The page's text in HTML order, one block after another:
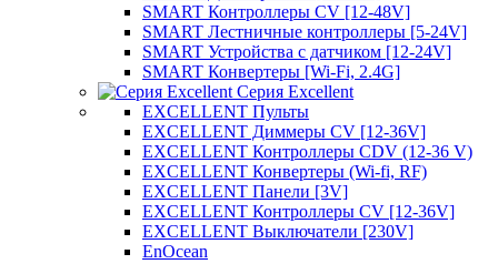
SMART Контроллеры CV [12-48V]
SMART Лестничные контроллеры [5-24V]
SMART Устройства с датчиком [12-24V]
SMART Конвертеры [Wi-Fi, 2.4G]
Серия Excellent
EXCELLENT Пульты
EXCELLENT Диммеры CV [12-36V]
EXCELLENT Контроллеры CDV (12-36 V)
EXCELLENT Конвертеры (Wi-fi, RF)
EXCELLENT Панели [3V]
EXCELLENT Контроллеры CV [12-36V]
EXCELLENT Выключатели [230V]
EnOcean